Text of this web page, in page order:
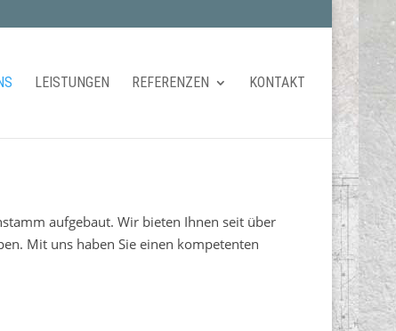
LEISTUNGEN REFERENZEN KONTAKT
aufgebaut. Wir bieten Ihnen seit über
Mit uns haben Sie einen kompetenten